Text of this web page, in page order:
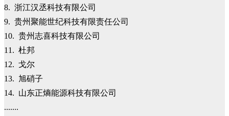
8. 浙江汉丞科技有限公司
9. 贵州聚能世纪科技有限责任公司
10. 贵州志喜科技有限公司
11. 杜邦
12. 戈尔
13. 旭硝子
14. 山东正熵能源科技有限公司
.......